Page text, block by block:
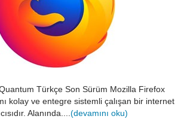
Türkçe Son Sürüm Mozilla Firefox
kolay ve entegre sistemli çalışan bir internet
Alanında.... (devamını oku)